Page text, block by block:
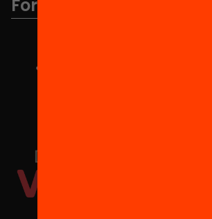
Formamos parte de...